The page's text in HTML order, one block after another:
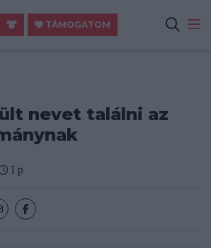
TÁMOGATOM
nevet találni az
1 p